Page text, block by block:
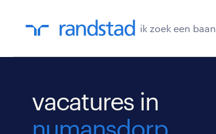
ik zoek een baan
vacatures in
numansdorp